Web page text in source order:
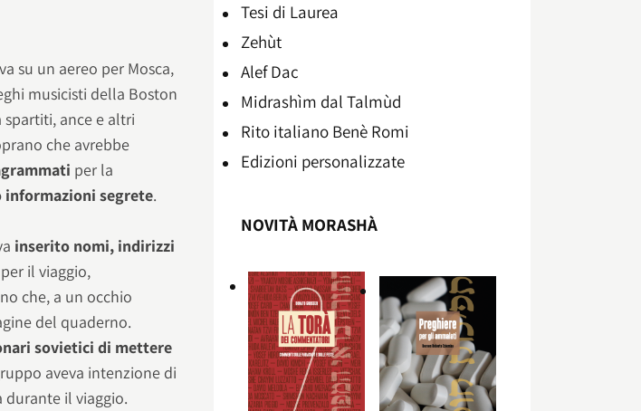
su un aereo per Mosca,
musicisti della Boston
ance e altri
che avrebbe
per la
informazioni segrete.
inserito nomi, indirizzi
il viaggio,
che, a un occhio
del quaderno.
sovietici di mettere
aveva intenzione di
il viaggio.
Tesi di Laurea
Zehùt
Alef Dac
Midrashìm dal Talmùd
Rito italiano Benè Romi​
Edizioni personalizzate
NOVITÀ MORASHÀ